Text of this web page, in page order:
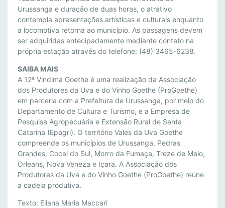
E
E
N
A
L
T
E
C
E
M
V
I
V
Ê
N
C
I
Urussanga e duração de duas horas, o atrativo
contempla apresentações artísticas e culturais enquanto
a locomotiva retorna ao município. As passagens devem
ser adquiridas antecipadamente mediante contato na
própria estação através do telefone: (48) 3465-6238.
SAIBA MAIS
A 12ª Vindima Goethe é uma realização da Associação
dos Produtores da Uva e do Vinho Goethe (ProGoethe)
em parceria com a Prefeitura de Urussanga, por meio do
Departamento de Cultura e Turismo, e a Empresa de
Pesquisa Agropecuária e Extensão Rural de Santa
Catarina (Epagri). O território Vales da Uva Goethe
compreende os municípios de Urussanga, Pedras
Grandes, Cocal do Sul, Morro da Fumaça, Treze de Maio,
Orleans, Nova Veneza e Içara. A Associação dos
Produtores da Uva e do Vinho Goethe (ProGoethe) reúne
a cadeia produtiva.
Texto: Eliana Maria Maccari